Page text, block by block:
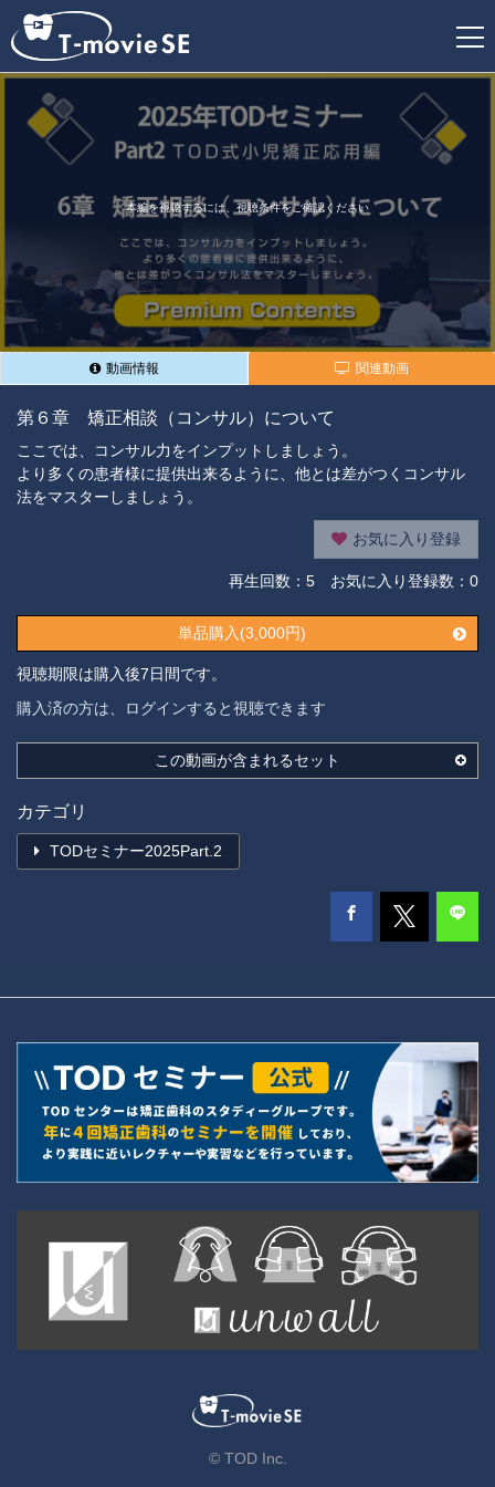
本編を視聴するには、視聴条件をご確認ください
動画情報 関連動画
第６章 矯正相談（コンサル）について
ここでは、コンサル力をインプットしましょう。
より多くの患者様に提供出来るように、他とは差がつくコンサル
法をマスターしましょう。
お気に入り登録
再生回数： 5 お気に入り登録数：0
単品購入(3,000円)
視聴期限は購入後7日間です。
購入済の方は、ログインすると視聴できます
この動画が含まれるセット
カテゴリ
TODセミナー2025Part.2
© TOD Inc.